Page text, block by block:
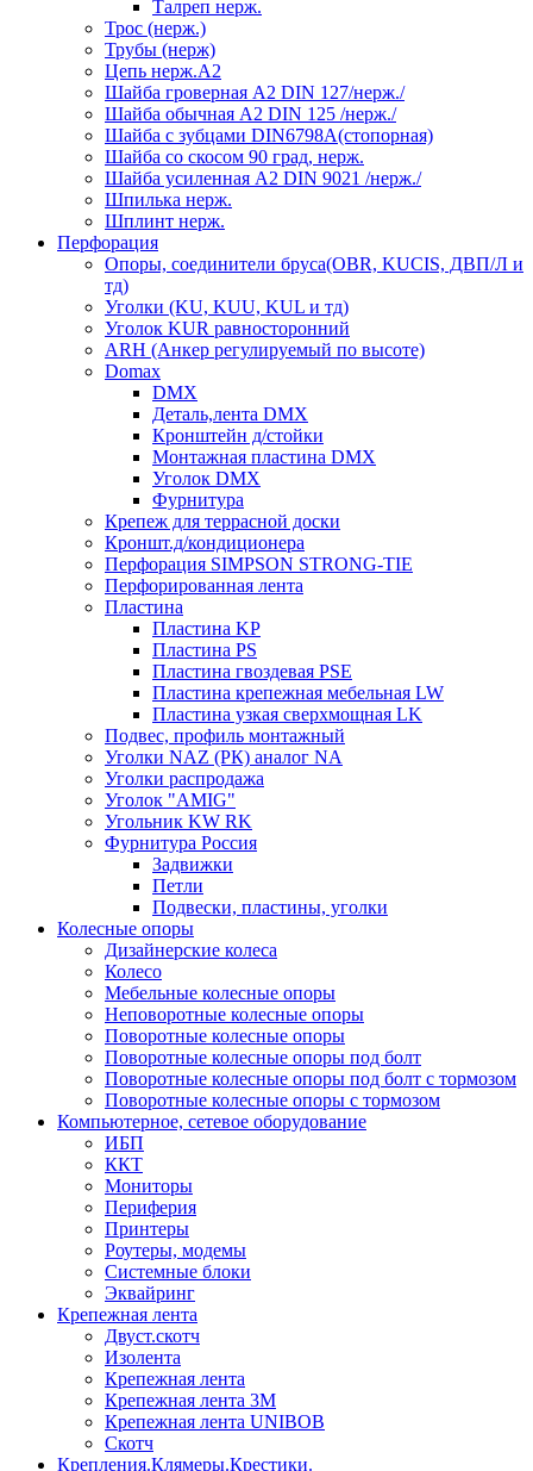
Талреп нерж.
Трос (нерж.)
Трубы (нерж)
Цепь нерж.А2
Шайба гроверная А2 DIN 127/нерж./
Шайба обычная А2 DIN 125 /нерж./
Шайба с зубцами DIN6798А(стопорная)
Шайба со скосом 90 град, нерж.
Шайба усиленная А2 DIN 9021 /нерж./
Шпилька нерж.
Шплинт нерж.
Перфорация
Опоры, соединители бруса(OBR, KUCIS, ДВП/Л и
тд)
Уголки (KU, KUU, KUL и тд)
Уголок KUR равносторонний
ARH (Анкер регулируемый по высоте)
Domax
DMX
Деталь,лента DMX
Кронштейн д/стойки
Монтажная пластина DMX
Уголок DMX
Фурнитура
Крепеж для террасной доски
Кроншт.д/кондиционера
Перфорация SIMPSON STRONG-TIE
Перфорированная лента
Пластина
Пластина KP
Пластина PS
Пластина гвоздевая PSE
Пластина крепежная мебельная LW
Пластина узкая сверхмощная LK
Подвес, профиль монтажный
Уголки NAZ (РК) аналог NA
Уголки распродажа
Уголок "AMIG"
Угольник KW RK
Фурнитура Россия
Задвижки
Петли
Подвески, пластины, уголки
Колесные опоры
Дизайнерские колеса
Колесо
Мебельные колесные опоры
Неповоротные колесные опоры
Поворотные колесные опоры
Поворотные колесные опоры под болт
Поворотные колесные опоры под болт с тормозом
Поворотные колесные опоры с тормозом
Компьютерное, сетевое оборудование
ИБП
ККТ
Мониторы
Периферия
Принтеры
Роутеры, модемы
Системные блоки
Эквайринг
Крепежная лента
Двуст.скотч
Изолента
Крепежная лента
Крепежная лента 3М
Крепежная лента UNIBOB
Скотч
Крепления.Клямеры.Крестики.